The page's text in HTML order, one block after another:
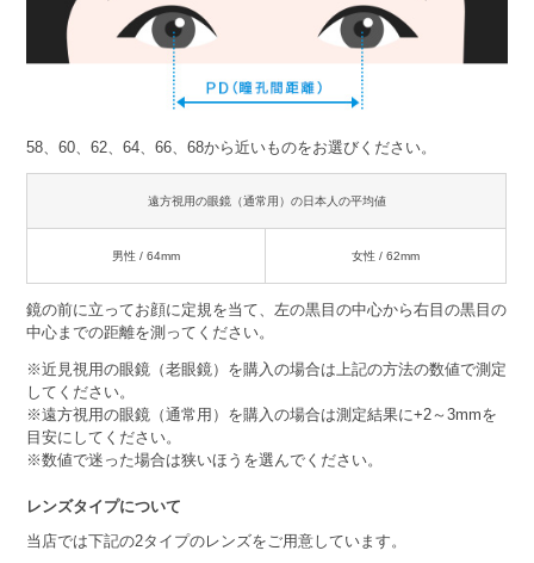
58、60、62、64、66、68から近いものをお選びください。
遠方視用の眼鏡（通常用）の日本人の平均値
男性 / 64mm 女性 / 62mm
鏡の前に立ってお顔に定規を当て、左の黒目の中心から右目の黒目の
中心までの距離を測ってください。
※近見視用の眼鏡（老眼鏡）を購入の場合は上記の方法の数値で測定
してください。
※遠方視用の眼鏡（通常用）を購入の場合は測定結果に+2～3mmを
目安にしてください。
※数値で迷った場合は狭いほうを選んでください。
レンズタイプについて
当店では下記の2タイプのレンズをご用意しています。